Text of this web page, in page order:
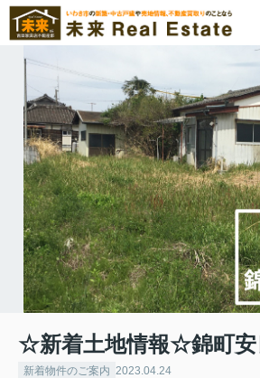
☆新着土地情報☆錦町安
新着物件のご案内 2023.04.24